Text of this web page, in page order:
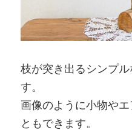
枝が突き出るシンプ
す。
画像のように小物や
ともできます。